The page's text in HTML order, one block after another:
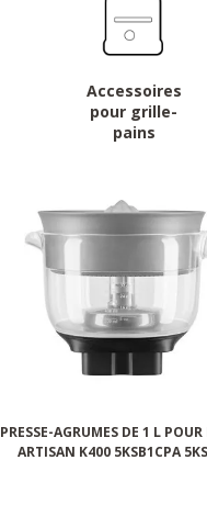
Accessoires
pour grille-
pains
PRESSE-AGRUMES DE 1 L
ARTISAN K400 5KSB1CPA